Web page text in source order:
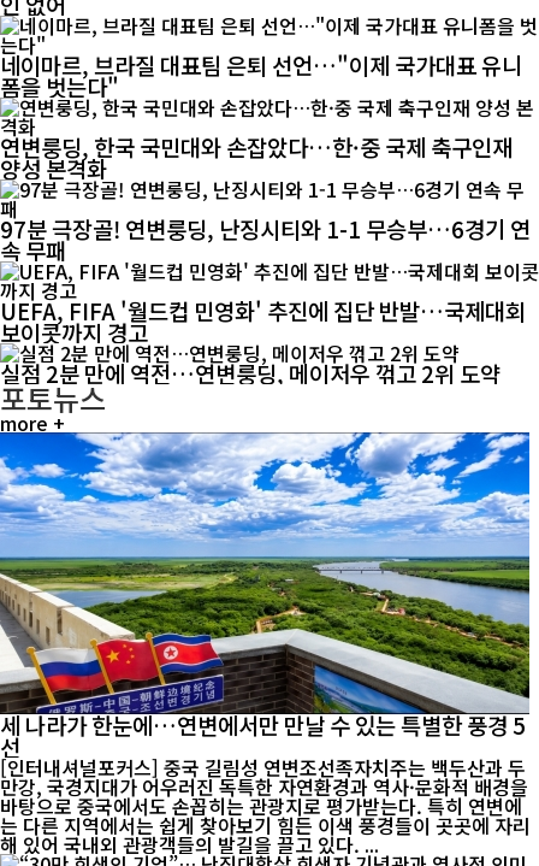
네이마르, 브라질 대표팀 은퇴 선언…"이제 국가대표 유니
폼을 벗는다"
연변룽딩, 한국 국민대와 손잡았다…한·중 국제 축구인재
양성 본격화
97분 극장골! 연변룽딩, 난징시티와 1-1 무승부…6경기 연
속 무패
UEFA, FIFA '월드컵 민영화' 추진에 집단 반발…국제대회
보이콧까지 경고
실점 2분 만에 역전…연변룽딩, 메이저우 꺾고 2위 도약
포토뉴스
more +
세 나라가 한눈에…연변에서만 만날 수 있는 특별한 풍경 5
선
[인터내셔널포커스] 중국 길림성 연변조선족자치주는 백두산과 두
만강, 국경지대가 어우러진 독특한 자연환경과 역사·문화적 배경을
바탕으로 중국에서도 손꼽히는 관광지로 평가받는다. 특히 연변에
는 다른 지역에서는 쉽게 찾아보기 힘든 이색 풍경들이 곳곳에 자리
해 있어 국내외 관광객들의 발길을 끌고 있다. ...